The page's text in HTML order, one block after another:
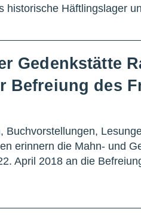
historische Häftlingslager
Gedenkstätte
Befreiung des
Buchvorstellungen,
erinnern die Mahn- und
April 2018 an die